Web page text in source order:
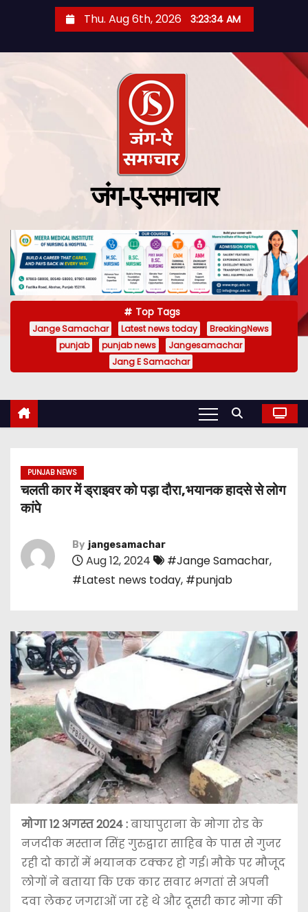
Thu. Aug 6th, 2026 3:23:35 AM
जंग-ए-समाचार
Top Tags
Jange Samachar Latest news today
BreakingNews
punjab
punjab news
Jangesamachar
Jang E Samachar
PUNJAB NEWS
चलती कार में ड्राइवर को पड़ा दौरा,भयानक हादसे से लोग
कांपे
By jangesamachar
Aug 12, 2024 #Jange Samachar,
#Latest news today, #punjab
मोगा 12 अगस्त 2024 :बाघापुराना के मोगा रोड के
नजदीक मस्तान सिंह गुरुद्वारा साहिब के पास से गुजर
रही दो कारों में भयानक टक्कर हो गई। मौके पर मौजूद
लोगों ने बताया कि एक कार सवार भगतां से अपनी
दवा लेकर जगराओं जा रहे थे और दूसरी कार मोगा की